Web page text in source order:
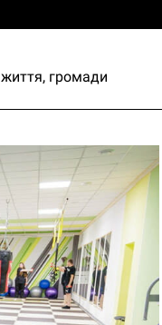
життя, громади